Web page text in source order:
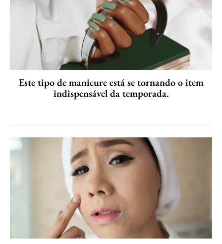
Este tipo de manicure está se tornando o item
indispensável da temporada.